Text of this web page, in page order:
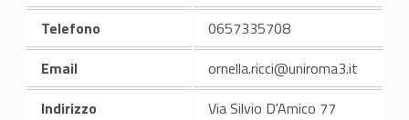
Telefono
0657335708
Email
ornella.ricci@uniroma3.it
Indirizzo
Via Silvio D'Amico 77